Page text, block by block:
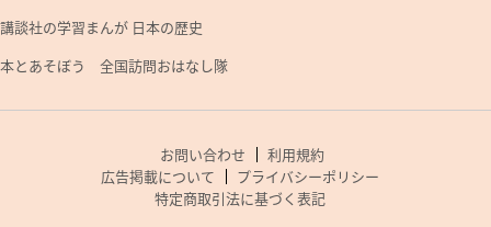
講談社の学習まんが 日本の歴史
本とあそぼう 全国訪問おはなし隊
お問い合わせ
利用規約
広告掲載について
プライバシーポリシー
特定商取引法に基づく表記